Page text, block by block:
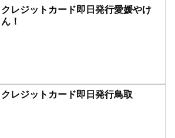
クレジットカード即日発行愛媛やけ
ん！
クレジットカード即日発行鳥取